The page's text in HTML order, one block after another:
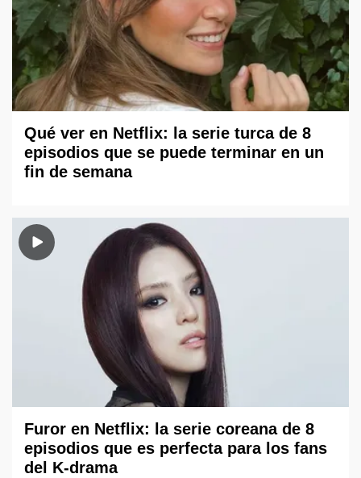
Qué ver en Netflix: la serie turca de 8
episodios que se puede terminar en un
fin de semana
Furor en Netflix: la serie coreana de 8
episodios que es perfecta para los fans
del K-drama